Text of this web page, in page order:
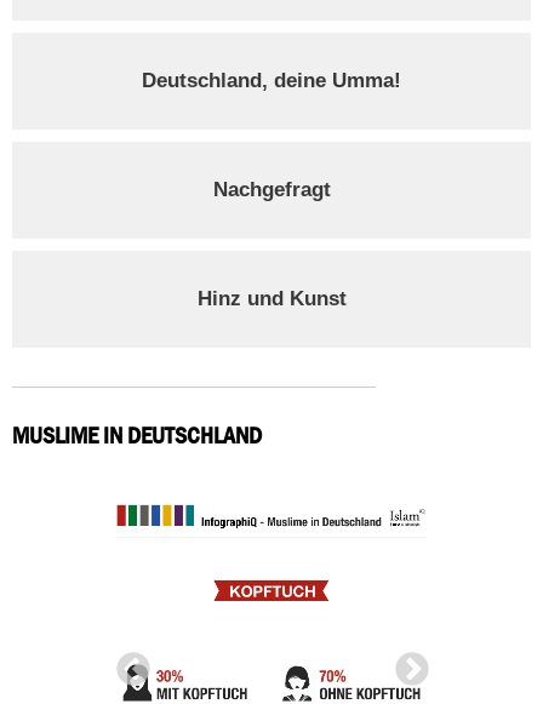
Deutschland, deine Umma!
Nachgefragt
Hinz und Kunst
MUSLIME IN DEUTSCHLAND